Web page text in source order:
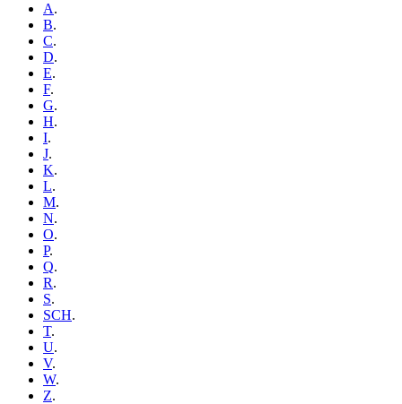
A.
B.
C.
D.
E.
F.
G.
H.
I.
J.
K.
L.
M.
N.
O.
P.
Q.
R.
S.
SCH.
T.
U.
V.
W.
Z.